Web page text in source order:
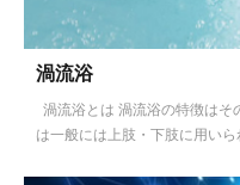
渦流浴
渦流浴とは 渦流浴の特徴は
は一般には上肢・下肢に用い